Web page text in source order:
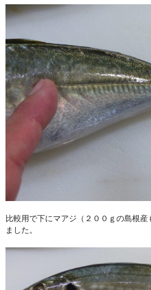
比較用で下にマアジ（２００ｇの島根
ました。